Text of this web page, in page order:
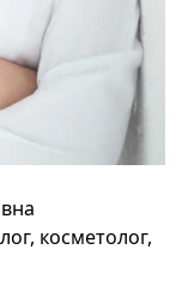
косметолог,